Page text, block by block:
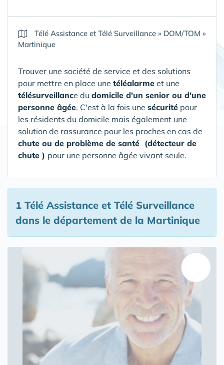
Télé Assistance et Télé Surveillance » DOM/TOM »
Martinique
Trouver une société de service et des solutions
pour mettre en place une téléalarme et une
télésurveillance du domicile d'un senior ou d'une
personne âgée. C'est à la fois une sécurité pour
les résidents du domicile mais également une
solution de rassurance pour les proches en cas de
chute ou de problème de santé (détecteur de
chute ) pour une personne âgée vivant seule.
1 Télé Assistance et Télé Surveillance
dans le département de la Martinique